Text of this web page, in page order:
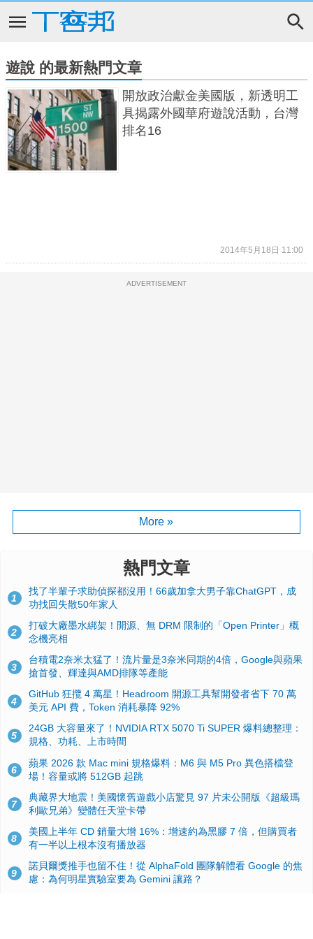
遊說 的最新熱門文章
開放政治獻金美國版，新透明工
具揭露外國華府遊說活動，台灣
排名16
2014年5月18日 11:00
ADVERTISEMENT
More »
熱門文章
1
找了半輩子求助偵探都沒用！66歲加拿大男子靠ChatGPT，成
功找回失散50年家人
2
打破大廠墨水綁架！開源、無 DRM 限制的「Open Printer」概
念機亮相
3
台積電2奈米太猛了！流片量是3奈米同期的4倍，Google與蘋果
搶首發、輝達與AMD排隊等產能
4
GitHub 狂攬 4 萬星！Headroom 開源工具幫開發者省下 70 萬
美元 API 費，Token 消耗暴降 92%
5
24GB 大容量來了！NVIDIA RTX 5070 Ti SUPER 爆料總整理：
規格、功耗、上市時間
6
蘋果 2026 款 Mac mini 規格爆料：M6 與 M5 Pro 異色搭檔登
場！容量或將 512GB 起跳
7
典藏界大地震！美國懷舊遊戲小店驚見 97 片未公開版《超級瑪
利歐兄弟》變體任天堂卡帶
8
美國上半年 CD 銷量大增 16%：增速約為黑膠 7 倍，但購買者
有一半以上根本沒有播放器
9
諾貝爾獎推手也留不住！從 AlphaFold 團隊解體看 Google 的焦
慮：為何明星實驗室要為 Gemini 讓路？